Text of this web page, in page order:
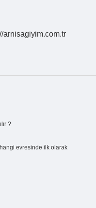
arnisagiyim.com.tr
?
evresinde ilk olarak